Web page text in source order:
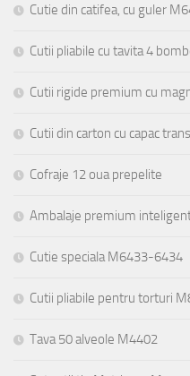
Cutie din catifea, cu guler
Cutii pliabile cu tavita 4
Cutii rigide premium cu
Cutii din carton cu capac
Cofraje 12 oua prepelite
Ambalaje premium
Cutie speciala M6433-6434
Cutii pliabile pentru torturi
Tava 50 alveole M4402